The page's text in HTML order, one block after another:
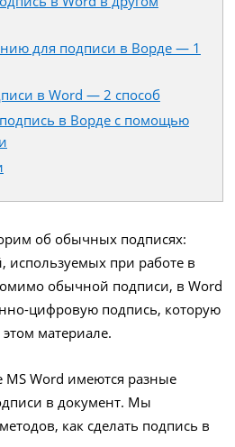
для подписи в Ворде — 1
в Word — 2 способ
подпись в Ворде с помощью
об обычных подписях:
используемых при работе в
обычной подписи, в Word
цифровую подпись, которую
материале.
MS Word имеются разные
в документ. Мы
как сделать подпись в